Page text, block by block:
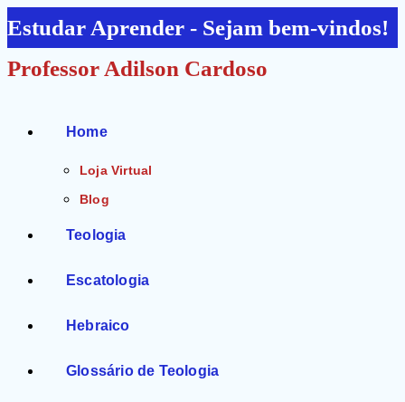
Ir
para
o
Estudar Aprender - Sejam bem-vindos!
Professor Adilson Cardoso
Home
Loja Virtual
Blog
Teologia
Escatologia
Hebraico
Glossário de Teologia